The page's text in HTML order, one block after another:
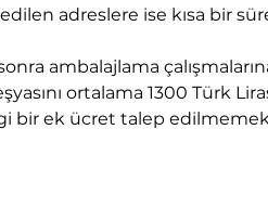
adreslere ise kısa bir
ambalajlama
ortalama 1300 Türk
bir ek ücret talep